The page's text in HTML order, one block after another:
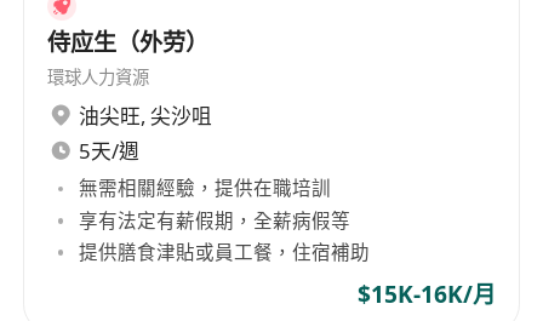
侍应生（外劳）
環球人力資源
油尖旺, 尖沙咀
5天/週
無需相關經驗，提供在職培訓
享有法定有薪假期，全薪病假等
提供膳食津貼或員工餐，住宿補助
$15K-16K/月